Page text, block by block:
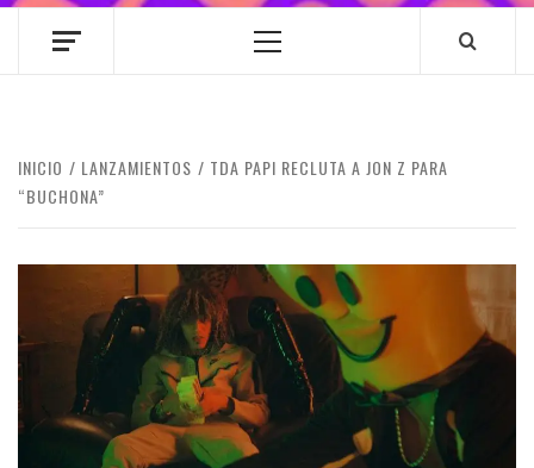
Menú
INICIO LANZAMIENTOS
TDA PAPI RECLUTA A JON Z PARA
“BUCHONA”